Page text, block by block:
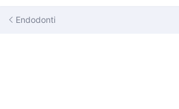
Endodonti